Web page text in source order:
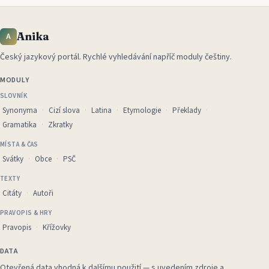
A Anika
Český jazykový portál. Rychlé vyhledávání napříč moduly češtiny.
MODULY
SLOVNÍK
Synonyma Cizí slova Latina Etymologie
Překlady
Gramatika
Zkratky
MÍSTA & ČAS
Svátky Obce PSČ
TEXTY
Citáty Autoři
PRAVOPIS & HRY
Pravopis Křížovky
DATA